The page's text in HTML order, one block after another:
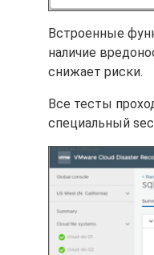
Встроенные
наличие
снижает риски.
Все тесты
специальный